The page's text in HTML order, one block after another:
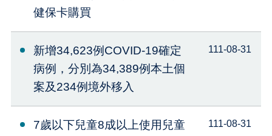
健保卡購買
新增34,623例COVID-19確定
病例，分別為34,389例本土個
案及234例境外移入
111-08-31
7歲以下兒童8成以上使用兒童
111-08-31